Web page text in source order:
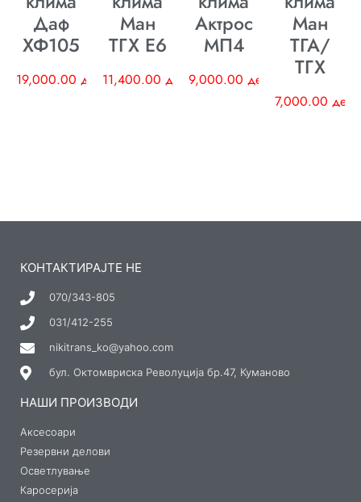
Даф
ХФ105
19,000.00 ден
Ман
ТГХ E6
11,400.00 ден
Актрос
МП4
9,000.00 ден
Ман
ТГА/
ТГХ
7,000.00 ден
КОНТАКТИРАЈТЕ НЕ
070/343-805
031/412-255
nikitrans_ko@yahoo.com
бул. Октомвриска Револуција бр.47, Куманово
НАШИ ПРОИЗВОДИ
Аксесоари
Резервни делови
Осветлување
Каросерија